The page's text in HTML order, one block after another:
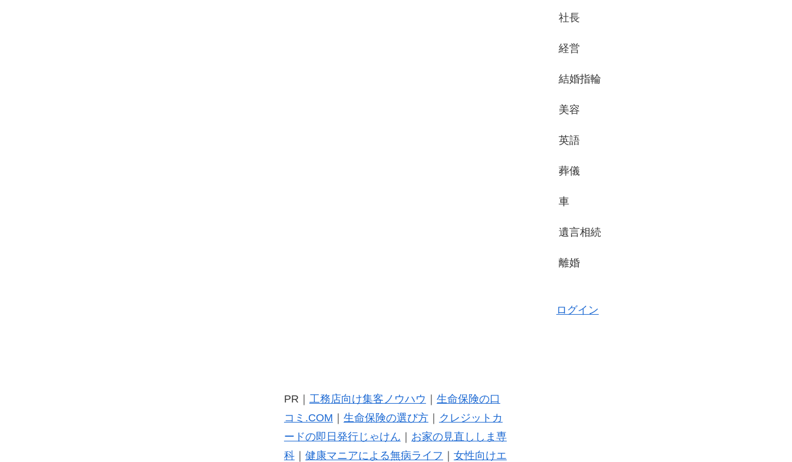
社長
経営
結婚指輪
美容
英語
葬儀
車
遺言相続
離婚
ログイン
PR｜ 工務店向け集客ノウハウ
生命保険の口
コミ.COM
生命保険の選び方｜
クレジットカ
ードの即日発行じゃけん
お家の見直ししま専
科｜ 健康マニアによる無病ライフ 女性向けエ